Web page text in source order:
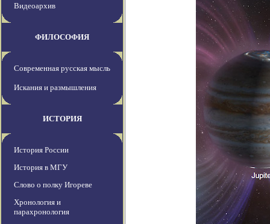
Видеоархив
ФИЛОСОФИЯ
Современная русская мысль
Искания и размышления
ИСТОРИЯ
История России
История в МГУ
Слово о полку Игореве
Хронология и
парахронология